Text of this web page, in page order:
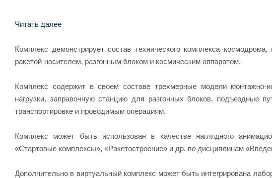
Читать далее
Комплекс демонстрирует состав технического комплекса
ракетой-носителем, разгонным блоком и космическим аппаратом.
Комплекс содержит в своем составе трехмерные модели монтажно-
нагрузки, заправочную станцию для разгонных блоков,
транспортировке и проводимым операциям.
Комплекс может быть использован в качестве наглядного
«Стартовые комплексы», «Ракетостроение» и др. по дисциплинам
Дополнительно в виртуальный комплекс может быть интегрирована